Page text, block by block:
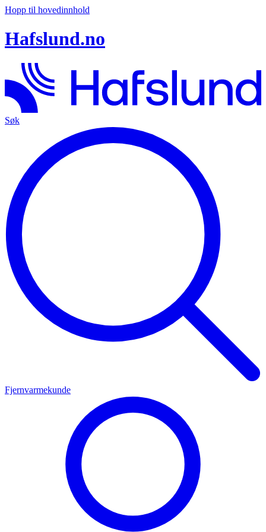
Hopp til hovedinnhold
Hafslund.no
Søk
Fjernvarmekunde